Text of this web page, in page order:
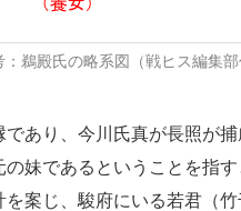
鵜殿氏の略系図（戦ヒス編集部
あり、今川氏真が長照が捕
妹であるということを指
案じ、駿府にいる若君（